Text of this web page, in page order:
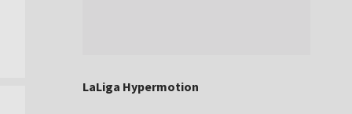
LaLiga Hypermotion